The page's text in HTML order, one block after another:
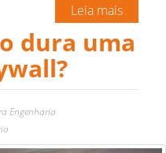
Leia mais
dura uma
Engenharia